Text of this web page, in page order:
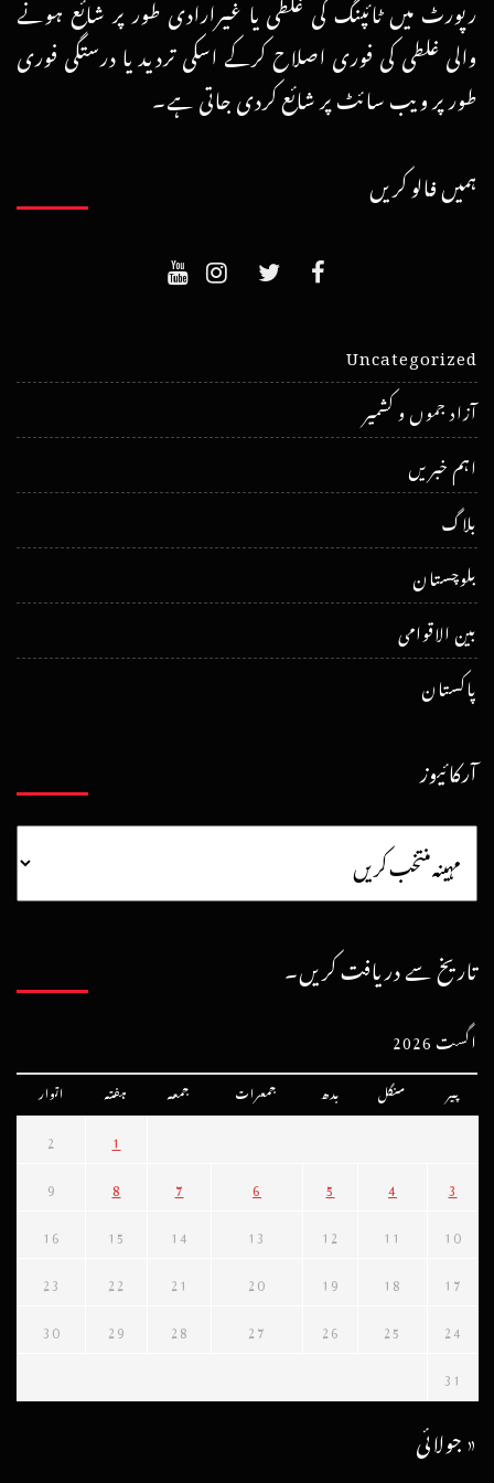
رپورٹ میں ٹائپنگ کی غلطی یا غیرارادی طور پر شائع ہونے
والی غلطی کی فوری اصلاح کرکے اسکی تردید یا درستگی فوری
طور پر ویب سائٹ پر شائع کردی جاتی ہے۔
ہمیں فالو کریں
Uncategorized
آزاد جموں و کشمیر
اہم خبریں
بلاگ
بلوچستان
بین الاقوامی
پاکستان
آرکائیوز
تاریخ سے دریافت کریں۔
اگست 2026
پیر منگل بدھ جمعرات جمعہ ہفتہ اتوار
1
2
3
4
5
6
7
8
9
10
11
12
13
14
15
16
17
18
19
20
21
22
23
24
25
26
27
28
29
30
31
« جولائی